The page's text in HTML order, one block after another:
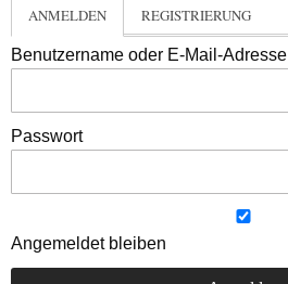
ANMELDEN REGISTRIERUNG
Benutzername oder E-Mail-Adresse
Passwort
Angemeldet bleiben